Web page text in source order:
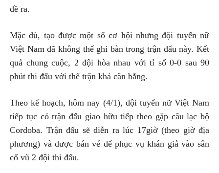
đề ra.
Mặc dù, tạo được một số cơ hội nhưng đội tuyển nữ
Việt Nam đã không thể ghi bàn trong trận đấu này. Kết
quả chung cuộc, 2 đội hòa nhau với tỉ số 0-0 sau 90
phút thi đấu với thế trận khá cân bằng.
Theo kế hoạch, hôm nay (4/1), đội tuyển nữ Việt Nam
tiếp tục có trận đấu giao hữu tiếp theo gặp câu lạc bộ
Cordoba. Trận đấu sẽ diễn ra lúc 17giờ (theo giờ địa
phương) và được bán vé để phục vụ khán giả vào sân
cổ vũ 2 đội thi đấu.